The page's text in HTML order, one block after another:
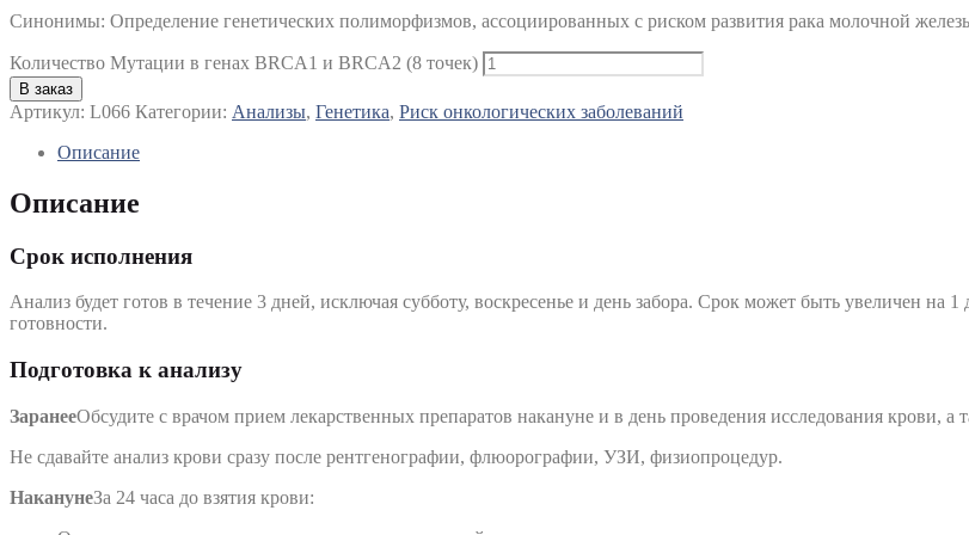
Синонимы: Определение генетических полиморфизмов, ассоциированных с риском развития рака молочной
Количество Мутации в генах BRCA1 и BRCA2 (8 точек)
В заказ
Артикул: L066 Категории: Анализы, Генетика, Риск онкологических заболеваний
Описание
Описание
Срок исполнения
Анализ будет готов в течение 3 дней, исключая субботу, воскресенье и день забора. Срок может быть увеличен на
готовности.
Подготовка к анализу
ЗаранееОбсудите с врачом прием лекарственных препаратов накануне и в день проведения исследования крови, а
Не сдавайте анализ крови сразу после рентгенографии, флюорографии, УЗИ, физиопроцедур.
НаканунеЗа 24 часа до взятия крови: